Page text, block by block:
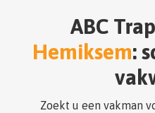
ABC
Hemiksem:
Zoekt u een vakman